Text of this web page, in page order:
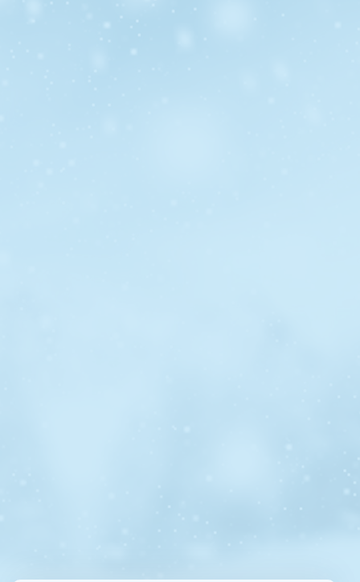
Vente, réparation et installation de systèmes